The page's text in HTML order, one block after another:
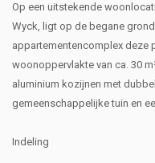
Op een uitstekende
Wyck, ligt op de begane
appartementencomplex deze
woonoppervlakte van ca. 30
aluminium kozijnen met
gemeenschappelijke tuin en
Indeling